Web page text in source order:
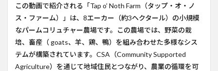
この動画で紹介される「Tap o’ Noth Farm（タップ・オ・ノ
ス・ファーム）」は、8エーカー（約3ヘクタール）の小規模
なパームコリュチャー農場です。この農場では、野菜の栽
培、畜産（ goats、羊、鶏、鴨）を組み合わせた多様なシス
テムが構築されています。CSA（Community Supported
Agriculture）を通じて地域住民とつながり、農業の循環を可